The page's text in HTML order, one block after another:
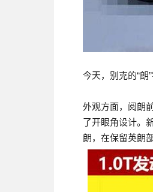
今天，别克的“朗
外观方面，阅朗
了开眼角设计。
朗，在保留英朗